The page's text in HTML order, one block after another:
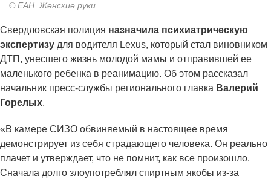
© ЕАН. Женские руки
Свердловская полиция назначила психиатрическую
экспертизу для водителя Lexus, который стал виновником
ДТП, унесшего жизнь молодой мамы и отправившей ее
маленького ребенка в реанимацию. Об этом рассказал
начальник пресс-службы регионального главка Валерий
Горелых.
«В камере СИЗО обвиняемый в настоящее время
демонстрирует из себя страдающего человека. Он реально
плачет и утверждает, что не помнит, как все произошло.
Сначала долго злоупотреблял спиртным якобы из-за